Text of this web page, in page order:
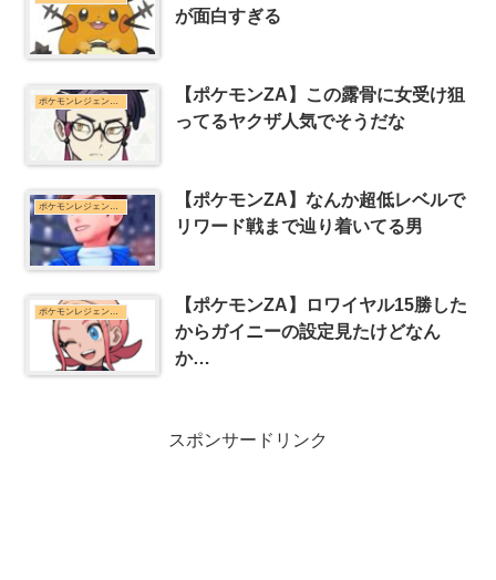
が面白すぎる
ポケモンレジェンズZ-Aまとめ
【ポケモンZA】この露骨に女受け狙
ってるヤクザ人気でそうだな
ポケモンレジェンズZ-Aまとめ
【ポケモンZA】なんか超低レベルで
リワード戦まで辿り着いてる男
ポケモンレジェンズZ-Aまとめ
【ポケモンZA】ロワイヤル15勝した
からガイニーの設定見たけどなん
か…
スポンサードリンク